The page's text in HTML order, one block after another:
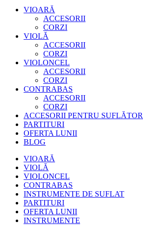
VIOARĂ
ACCESORII
CORZI
VIOLĂ
ACCESORII
CORZI
VIOLONCEL
ACCESORII
CORZI
CONTRABAS
ACCESORII
CORZI
ACCESORII PENTRU
PARTITURI
OFERTA LUNII
BLOG
VIOARĂ
VIOLĂ
VIOLONCEL
CONTRABAS
INSTRUMENTE DE SUFLAT
PARTITURI
OFERTA LUNII
INSTRUMENTE